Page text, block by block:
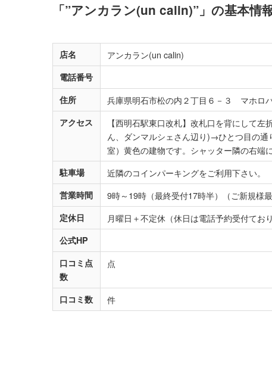
「”アンカラン(un calin)”」の基本情
店名 アンカラン(un calin)
電話番号
住所
兵庫県明石市松の内２丁目６－３ マホロ
アクセス
【西明石駅東口改札】改札口を背にして
ん、ダンマルシェさん辺り)→ひとつ目の
室）黄色の建物です。シャッター隣の右端
駐車場 近隣のコインパーキングをご利用下さい。
営業時間 9時～19時（最終受付17時半）（ご新規様
定休日 月曜日＋不定休（休日は電話予約受付てお
公式HP
口コミ点
数
点
口コミ数 件